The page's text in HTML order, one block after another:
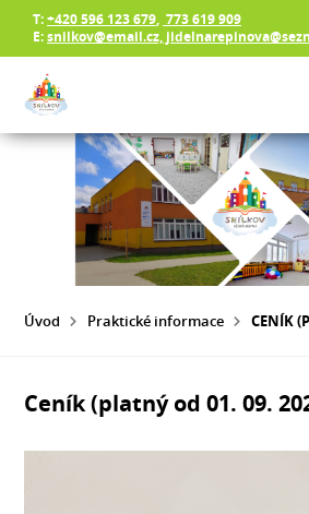
T:+420 596 123 679, 773 619 909
E:snilkov@email.cz,
Úvod Praktické informace CENÍK
Ceník (platný od 01. 09.